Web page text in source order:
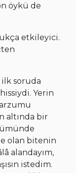
öykü de
etkileyici.
ilk soruda
Yerin
altında bir
olan bitenin
alandayım,
istedim.